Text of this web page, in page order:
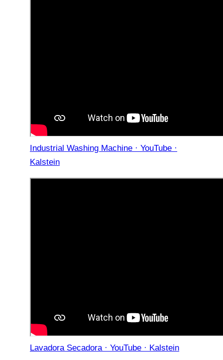
Industrial Washing Machine · YouTube ·
Kalstein
Lavadora Secadora · YouTube · Kalstein